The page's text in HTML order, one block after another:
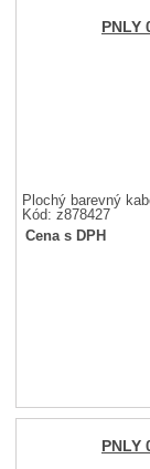
Plochý barevný
Kód: z878427
Cena s DPH